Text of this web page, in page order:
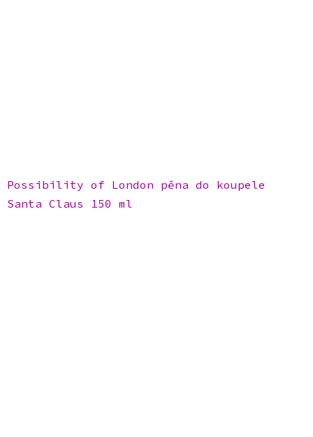
Possibility of London pěna do koupele
Santa Claus 150 ml